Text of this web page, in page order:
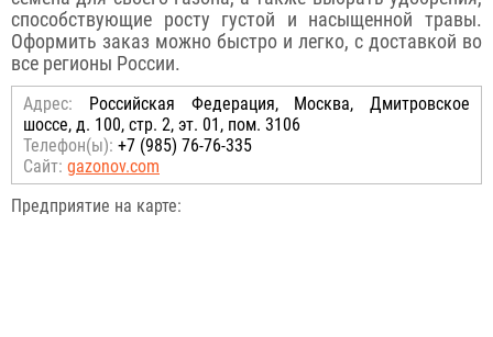
способствующие росту густой и насыщенной травы.
Оформить заказ можно быстро и легко, с доставкой во
все регионы России.
Адрес: Российcкая Федерация, Москва, Дмитровское
шоссе, д. 100, стр. 2, эт. 01, пом. 3106
Телефон(ы): +7 (985) 76-76-335
Сайт: gazonov.com
Предприятие на карте: